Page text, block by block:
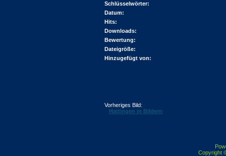
Schlüsselwörter:
Datum:
Hits:
Downloads:
Bewertung:
Dateigröße:
Hinzugefügt von:
Vorheriges Bild:
Hattingen in Bildern
Copyright